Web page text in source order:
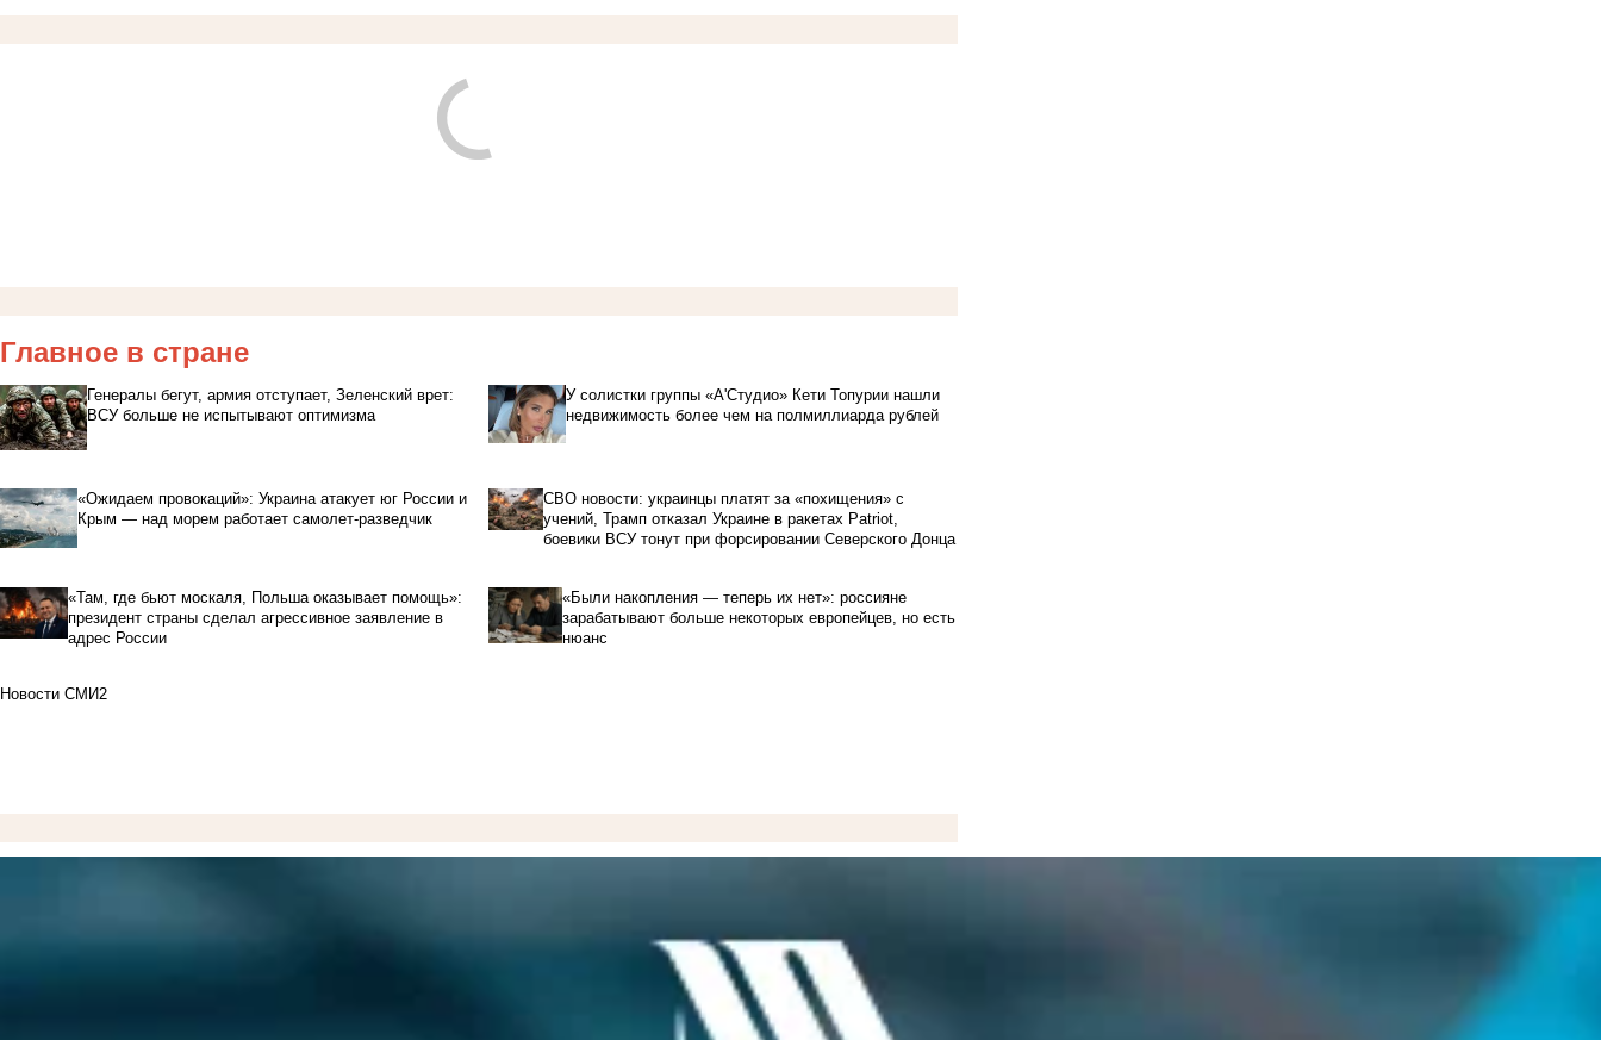
Главное в стране
Генералы бегут, армия отступает, Зеленский врет:
ВСУ больше не испытывают оптимизма
У солистки группы «А'Студио» Кети Топурии нашли
недвижимость более чем на полмиллиарда рублей
«Ожидаем провокаций»: Украина атакует юг России и
Крым — над морем работает самолет-разведчик
СВО новости: украинцы платят за «похищения» с
учений, Трамп отказал Украине в ракетах Patriot,
боевики ВСУ тонут при форсировании Северского Донца
«Там, где бьют москаля, Польша оказывает помощь»:
президент страны сделал агрессивное заявление в
адрес России
«Были накопления — теперь их нет»: россияне
зарабатывают больше некоторых европейцев, но есть
нюанс
Новости СМИ2